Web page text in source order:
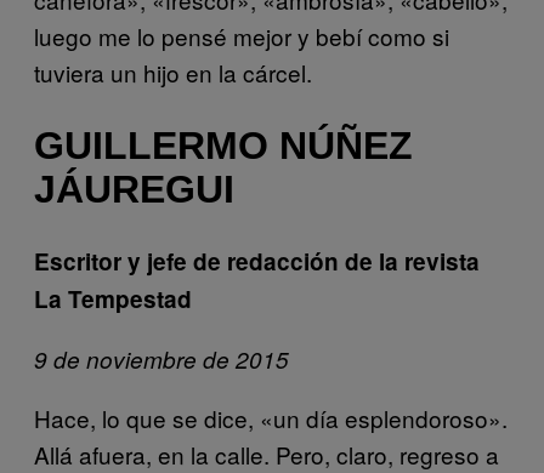
luego me lo pensé mejor y bebí como si
tuviera un hijo en la cárcel.
GUILLERMO NÚÑEZ
JÁUREGUI
Escritor y jefe de redacción de la revista
La Tempestad
9 de noviembre de 2015
Hace, lo que se dice, «un día esplendoroso».
Allá afuera, en la calle. Pero, claro, regreso a